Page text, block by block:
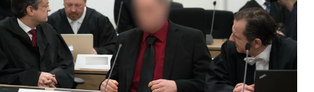
nord
wahrheit
verlag